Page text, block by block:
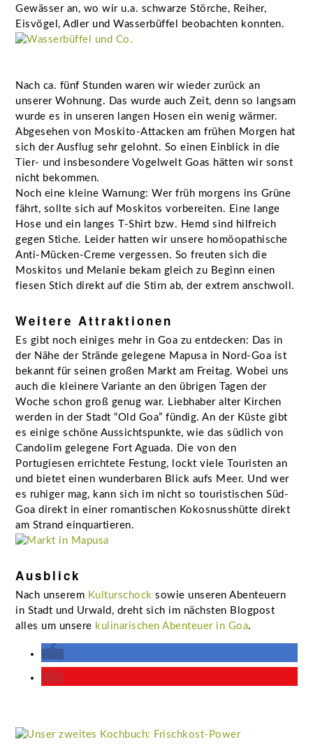
Gewässer an, wo wir u.a. schwarze Störche, Reiher,
Eisvögel, Adler und Wasserbüffel beobachten konnten.
Nach ca. fünf Stunden waren wir wieder zurück an
unserer Wohnung. Das wurde auch Zeit, denn so langsam
wurde es in unseren langen Hosen ein wenig wärmer.
Abgesehen von Moskito-Attacken am frühen Morgen hat
sich der Ausflug sehr gelohnt. So einen Einblick in die
Tier- und insbesondere Vogelwelt Goas hätten wir sonst
nicht bekommen.
Noch eine kleine Warnung: Wer früh morgens ins Grüne
fährt, sollte sich auf Moskitos vorbereiten. Eine lange
Hose und ein langes T-Shirt bzw. Hemd sind hilfreich
gegen Stiche. Leider hatten wir unsere homöopathische
Anti-Mücken-Creme vergessen. So freuten sich die
Moskitos und Melanie bekam gleich zu Beginn einen
fiesen Stich direkt auf die Stirn ab, der extrem anschwoll.
Weitere Attraktionen
Es gibt noch einiges mehr in Goa zu entdecken: Das in
der Nähe der Strände gelegene Mapusa in Nord-Goa ist
bekannt für seinen großen Markt am Freitag. Wobei uns
auch die kleinere Variante an den übrigen Tagen der
Woche schon groß genug war. Liebhaber alter Kirchen
werden in der Stadt “Old Goa” fündig. An der Küste gibt
es einige schöne Aussichtspunkte, wie das südlich von
Candolim gelegene Fort Aguada. Die von den
Portugiesen errichtete Festung, lockt viele Touristen an
und bietet einen wunderbaren Blick aufs Meer. Und wer
es ruhiger mag, kann sich im nicht so touristischen Süd-
Goa direkt in einer romantischen Kokosnusshütte direkt
am Strand einquartieren.
Ausblick
Nach unserem Kulturschock sowie unseren Abenteuern
in Stadt und Urwald, dreht sich im nächsten Blogpost
alles um unsere kulinarischen Abenteuer in Goa.